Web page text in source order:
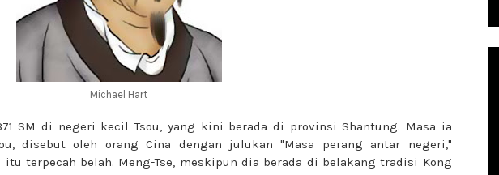
Michael Hart
SM di negeri kecil Tsou, yang kini berada di provinsi Shantung. Masa ia
disebut oleh orang Cina dengan julukan "Masa perang antar negeri,"
terpecah belah. Meng-Tse, meskipun dia berada di belakang tradisi Kong